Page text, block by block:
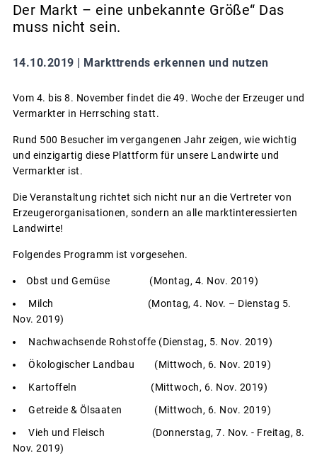
Der Markt – eine unbekannte Größe“ Das
muss nicht sein.
14.10.2019 | Markttrends erkennen und nutzen
Vom 4. bis 8. November findet die 49. Woche der Erzeuger und
Vermarkter in Herrsching statt.
Rund 500 Besucher im vergangenen Jahr zeigen, wie wichtig
und einzigartig diese Plattform für unsere Landwirte und
Vermarkter ist.
Die Veranstaltung richtet sich nicht nur an die Vertreter von
Erzeugerorganisationen, sondern an alle marktinteressierten
Landwirte!
Folgendes Programm ist vorgesehen.
Obst und Gemüse (Montag, 4. Nov. 2019)
Milch (Montag, 4. Nov. – Dienstag 5.
Nov. 2019)
Nachwachsende Rohstoffe (Dienstag, 5. Nov. 2019)
Ökologischer Landbau (Mittwoch, 6. Nov. 2019)
Kartoffeln (Mittwoch, 6. Nov. 2019)
Getreide & Ölsaaten (Mittwoch, 6. Nov. 2019)
Vieh und Fleisch (Donnerstag, 7. Nov. - Freitag, 8.
Nov. 2019)